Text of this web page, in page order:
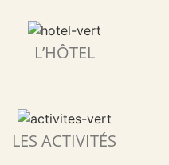
L’HÔTEL
LES ACTIVITÉS